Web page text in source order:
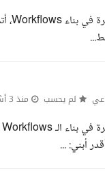
لم يحسب منذ 3 أشهر
أبني: ...